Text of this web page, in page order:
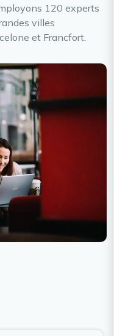
120 experts
villes
et Francfort.